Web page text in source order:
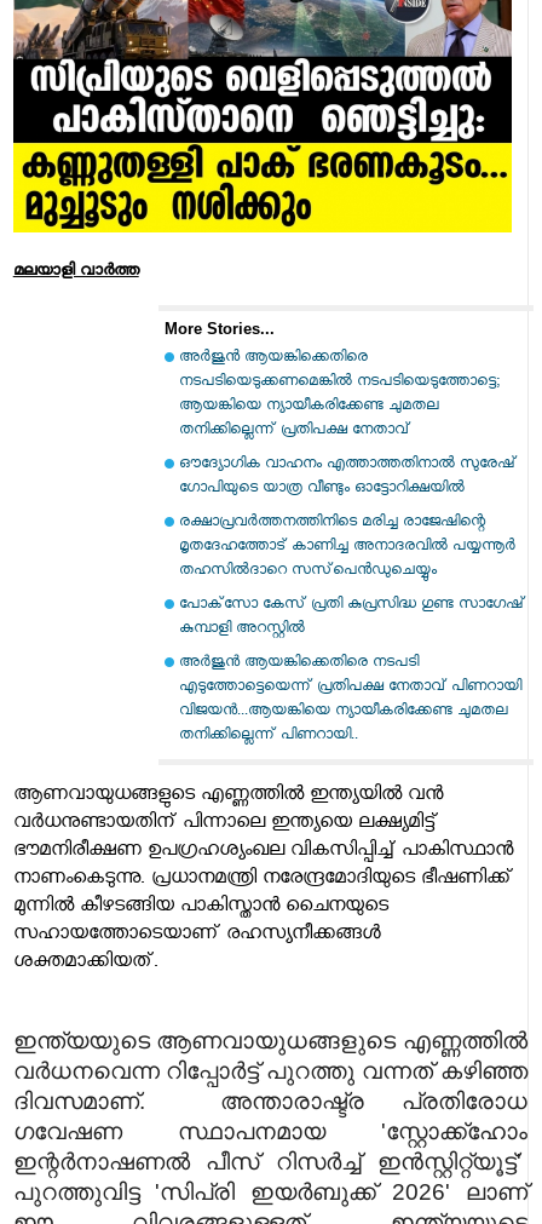
മലയാളി വാര്‍ത്ത
More Stories...
അര്‍ജുന്‍ ആയങ്കിക്കെതിരെ
നടപടിയെടുക്കണമെങ്കില്‍ നടപടിയെടുത്തോട്ടെ;
ആയങ്കിയെ ന്യായീകരിക്കേണ്ട ചുമതല
തനിക്കില്ലെന്ന് പ്രതിപക്ഷ നേതാവ്
ഔദ്യോഗിക വാഹനം എത്താത്തതിനാല്‍ സുരേഷ്
ഗോപിയുടെ യാത്ര വീണ്ടും ഓട്ടോറിക്ഷയില്‍
രക്ഷാപ്രവര്‍ത്തനത്തിനിടെ മരിച്ച രാജേഷിന്റെ
മൃതദേഹത്തോട് കാണിച്ച അനാദരവില്‍ പയ്യന്നൂര്‍
തഹസില്‍ദാറെ സസ്‌പെന്‍ഡുചെയ്യും
പോക്‌സോ കേസ് പ്രതി കുപ്രസിദ്ധ ഗുണ്ട സാഗേഷ്
കുമ്പാളി അറസ്റ്റില്‍
അർജുൻ ആയങ്കിക്കെതിരെ നടപടി
എടുത്തോട്ടെയെന്ന് പ്രതിപക്ഷ നേതാവ് പിണറായി
വിജയൻ...ആയങ്കിയെ ന്യായീകരിക്കേണ്ട ചുമതല
തനിക്കില്ലെന്ന് പിണറായി..
ആണവായുധങ്ങളുടെ എണ്ണത്തിൽ ഇന്ത്യയിൽ വൻ
വർധനുണ്ടായതിന് പിന്നാലെ ഇന്ത്യയെ ലക്ഷ്യമിട്ട്
ഭൗമനിരീക്ഷണ ഉപഗ്രഹശ്യംഖല വികസിപ്പിച്ച് പാകിസ്ഥാൻ
നാണംകെടുന്നു. പ്രധാനമന്ത്രി നരേന്ദ്രമോദിയുടെ ഭീഷണിക്ക്
മുന്നിൽ കീഴടങ്ങിയ പാകിസ്താൻ ചൈനയുടെ
സഹായത്തോടെയാണ് രഹസ്യനീക്കങ്ങൾ
ശക്തമാക്കിയത്.
ഇന്ത്യയുടെ ആണവായുധങ്ങളുടെ എണ്ണത്തിൽ
വർധനവെന്ന റിപ്പോർട്ട് പുറത്തു വന്നത് കഴിഞ്ഞ
ദിവസമാണ്. അന്താരാഷ്ട്ര പ്രതിരോധ
ഗവേഷണ സ്ഥാപനമായ 'സ്റ്റോക്ക്ഹോം
ഇന്റർനാഷണൽ പീസ് റിസർച്ച് ഇൻസ്റ്റിറ്റ്യൂട്ട്'
പുറത്തുവിട്ട 'സിപ്രി ഇയർബുക്ക് 2026' ലാണ്